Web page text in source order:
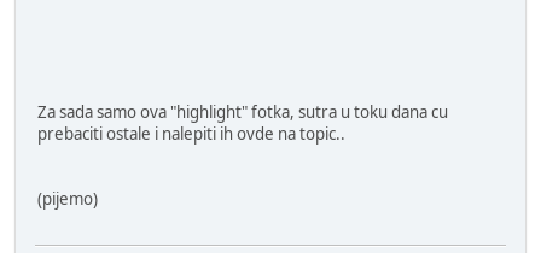
Za sada samo ova "highlight" fotka, sutra u toku dana cu
prebaciti ostale i nalepiti ih ovde na topic..
(pijemo)